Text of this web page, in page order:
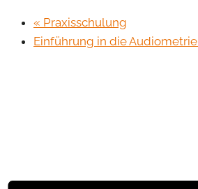
« Praxisschulung
Einführung in die Audiometrie